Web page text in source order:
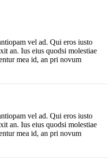
vel ad. Qui eros iusto
an. Ius eius quodsi molestiae
mea id, an pri novum
vel ad. Qui eros iusto
an. Ius eius quodsi molestiae
mea id, an pri novum